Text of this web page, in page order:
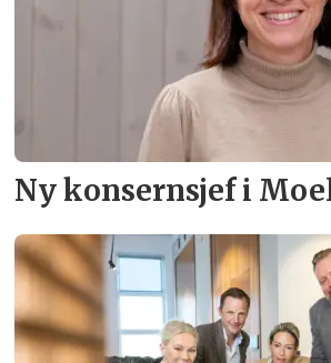
Ny konsern­sjef i